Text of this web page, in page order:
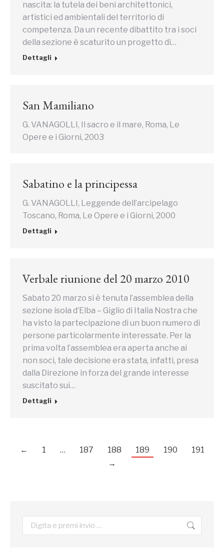
nascita: la tutela dei beni architettonici,
artistici ed ambientali del territorio di
competenza. Da un recente dibattito tra i soci
della sezione è scaturito un progetto di…
Dettagli
San Mamiliano
G. VANAGOLLI, Il sacro e il mare, Roma, Le
Opere e i Giorni, 2003
Sabatino e la principessa
G. VANAGOLLI, Leggende dell’arcipelago
Toscano, Roma, Le Opere e i Giorni, 2000
Dettagli
Verbale riunione del 20 marzo 2010
Sabato 20 marzo si è tenuta l’assemblea della
sezione isola d’Elba – Giglio di Italia Nostra che
ha visto la partecipazione di un buon numero di
persone particolarmente interessate. Per la
prima volta l’assemblea era aperta anche ai
non soci, tale decisione era stata, infatti, presa
dalla Direzione in forza del grande interesse
suscitato sui…
Dettagli
← 1 … 187 188 189 190
191
→